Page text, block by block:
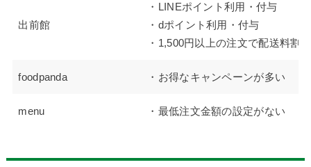
出前館
・LINEポイント利用・付与
・dポイント利用・付与
・1,500円以上の注文で配送料割引
foodpanda ・お得なキャンペーンが多い
menu ・最低注文金額の設定がない